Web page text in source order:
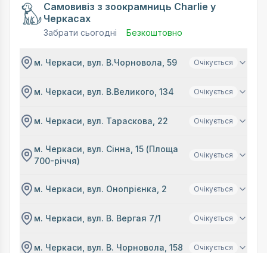
Самовивіз з зоокрамниць Charlie у
Черкасах
Забрати сьогодні Безкоштовно
м. Черкаси, вул. В.Чорновола, 59 Очікується
м. Черкаси, вул. В.Великого, 134 Очікується
м. Черкаси, вул. Тараскова, 22 Очікується
м. Черкаси, вул. Сінна, 15 (Площа
700-річчя)
Очікується
м. Черкаси, вул. Онопрієнка, 2 Очікується
м. Черкаси, вул. В. Вергая 7/1 Очікується
м. Черкаси, вул. В. Чорновола, 158 Очікується